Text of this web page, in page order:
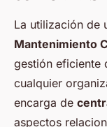
La utilización de
Mantenimiento
gestión eficiente
cualquier
encarga de
aspectos